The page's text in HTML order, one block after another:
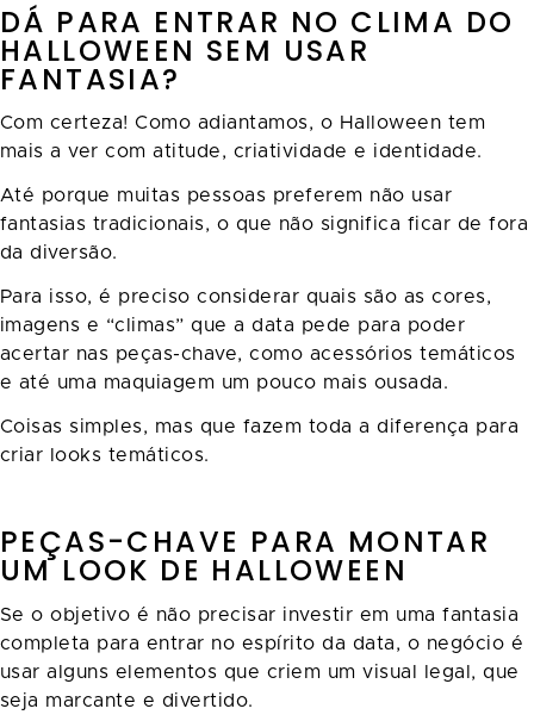
DÁ PARA ENTRAR NO CLIMA DO
HALLOWEEN SEM USAR
FANTASIA?
Com certeza! Como adiantamos, o Halloween tem
mais a ver com atitude, criatividade e identidade.
Até porque muitas pessoas preferem não usar
fantasias tradicionais, o que não significa ficar de fora
da diversão.
Para isso, é preciso considerar quais são as cores,
imagens e “climas” que a data pede para poder
acertar nas peças-chave, como acessórios temáticos
e até uma maquiagem um pouco mais ousada.
Coisas simples, mas que fazem toda a diferença para
criar looks temáticos.
PEÇAS-CHAVE PARA MONTAR
UM LOOK DE HALLOWEEN
Se o objetivo é não precisar investir em uma fantasia
completa para entrar no espírito da data, o negócio é
usar alguns elementos que criem um visual legal, que
seja marcante e divertido.